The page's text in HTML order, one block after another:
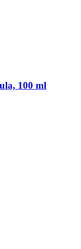
100 ml